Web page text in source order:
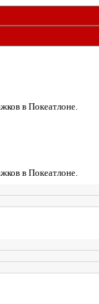
в Покеатлоне.
в Покеатлоне.